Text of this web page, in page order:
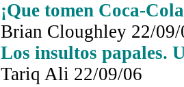
¡Que tomen Coca-
Brian Cloughley 22/09/
Los insultos papales.
Tariq Ali 22/09/06